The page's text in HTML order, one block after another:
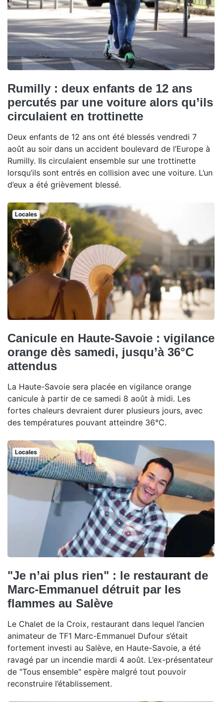
Rumilly : deux enfants de 12 ans
percutés par une voiture alors qu’ils
circulaient en trottinette
Deux enfants de 12 ans ont été blessés vendredi 7
août au soir dans un accident boulevard de l’Europe à
Rumilly. Ils circulaient ensemble sur une trottinette
lorsqu’ils sont entrés en collision avec une voiture. L’un
d’eux a été grièvement blessé.
Locales
Canicule en Haute-Savoie : vigilance
orange dès samedi, jusqu’à 36°C
attendus
La Haute-Savoie sera placée en vigilance orange
canicule à partir de ce samedi 8 août à midi. Les
fortes chaleurs devraient durer plusieurs jours, avec
des températures pouvant atteindre 36°C.
Locales
"Je n’ai plus rien" : le restaurant de
Marc-Emmanuel détruit par les
flammes au Salève
Le Chalet de la Croix, restaurant dans lequel l’ancien
animateur de TF1 Marc-Emmanuel Dufour s’était
fortement investi au Salève, en Haute-Savoie, a été
ravagé par un incendie mardi 4 août. L’ex-présentateur
de "Tous ensemble" espère malgré tout pouvoir
reconstruire l’établissement.